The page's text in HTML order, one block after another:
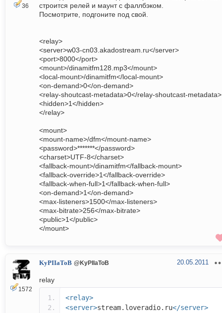
36
строится релей и маунт с фаллбэком.
Посмотрите, подгоните под свой.
<relay>
<server>w03-cn03.akadostream.ru</server>
<port>8000</port>
<mount>/dinamitfm128.mp3</mount>
<local-mount>/dinamitfm</local-mount>
<on-demand>0</on-demand>
<relay-shoutcast-metadata>0</relay-shoutcast-metadata>
<hidden>1</hidden>
</relay>
<mount>
<mount-name>/dfm</mount-name>
<password>*******</password>
<charset>UTF-8</charset>
<fallback-mount>/dinamitfm</fallback-mount>
<fallback-override>1</fallback-override>
<fallback-when-full>1</fallback-when-full>
<on-demand>1</on-demand>
<max-listeners>1500</max-listeners>
<max-bitrate>256</max-bitrate>
<public>1</public>
</mount>
1572
KyPIIaToB @KyPIIaToB 20.05.2011
relay
<relay>
<server>stream.loveradio.ru</server>